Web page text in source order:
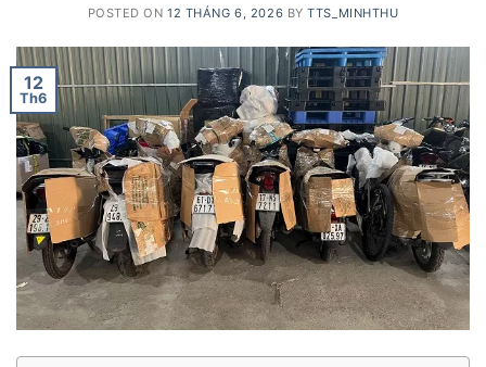
POSTED ON12 THÁNG 6, 2026 BYTTS_MINHTHU
12
Th6